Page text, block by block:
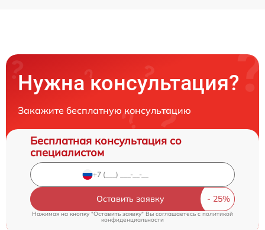
Нужна консультация?
Закажите бесплатную консультацию
Бесплатная консультация со
специалистом
Оставить заявку
Нажимая на кнопку "Оставить заявку" Вы соглашаетесь cполитикой
конфиденциальности